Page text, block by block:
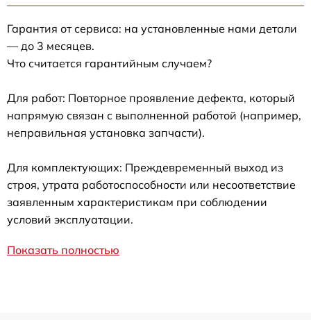
Гарантия от сервиса: на установленные нами детали
— до 3 месяцев.
Что считается гарантийным случаем?
Для работ: Повторное проявление дефекта, который
напрямую связан с выполненной работой (например,
неправильная установка запчасти).
Для комплектующих: Преждевременный выход из
строя, утрата работоспособности или несоответствие
заявленным характеристикам при соблюдении
условий эксплуатации.
Показать полностью